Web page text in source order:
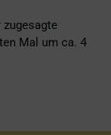
zugesagte
Mal um ca. 4